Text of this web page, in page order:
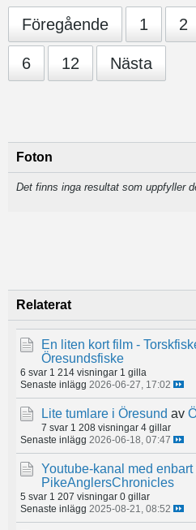
Föregående 1 2
6 12 Nästa
Foton
Det finns inga resultat som uppfyller
Relaterat
En liten kort film -
Öresundsfiske
6 svar 1 214 visningar 1 gilla
Senaste inlägg 2026-06-27, 17:02
Lite tumlare i Öresund av
7 svar 1 208 visningar 4 gillar
Senaste inlägg 2026-06-18, 07:47
Youtube-kanal med
PikeAnglersChronicles
5 svar 1 207 visningar 0 gillar
Senaste inlägg 2025-08-21, 08:52